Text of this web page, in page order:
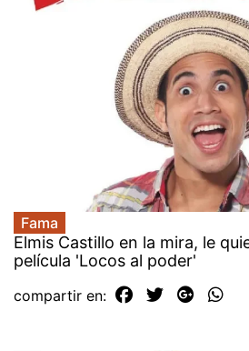
Fama
Elmis Castillo en la mira, le
película 'Locos al poder'
compartir en: